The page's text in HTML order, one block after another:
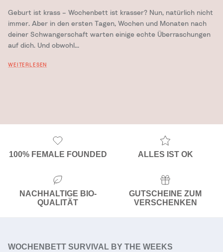
Geburt ist krass – Wochenbett ist krasser? Nun, natürlich nicht
immer. Aber in den ersten Tagen, Wochen und Monaten nach
deiner Schwangerschaft warten einige echte Überraschungen
auf dich. Und obwohl...
WEITERLESEN
100% FEMALE FOUNDED ALLES IST OK
NACHHALTIGE BIO-
QUALITÄT
GUTSCHEINE ZUM
VERSCHENKEN
WOCHENBETT SURVIVAL BY THE WEEKS